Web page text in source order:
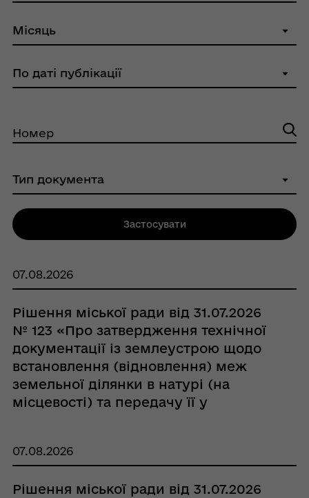
07.08.2026
Рішення міської ради від 31.07.2026
№ 123 «Про затвердження технічної
документації із землеустрою щодо
встановлення (відновлення) меж
земельної ділянки в натурі (на
місцевості) та передачу її у
07.08.2026
Рішення міської ради від 31.07.2026
Номер
Застосувати